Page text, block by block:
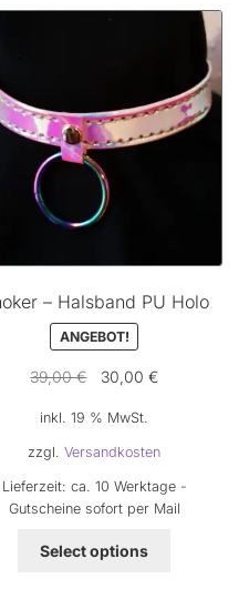
Die
Optionen
können
auf
der
Produktseite
– Halsband PU Holo
ANGEBOT!
39,00€
Ursprünglicher
war:
39,00 €
30,00€Aktueller
30,00 €.
inkl. 19 % MwSt.
zzgl.Versandkosten
Lieferzeit: ca. 10 Werktage -
Gutscheine sofort per Mail
Select options